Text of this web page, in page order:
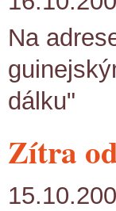
Na
dálku"
Zítra